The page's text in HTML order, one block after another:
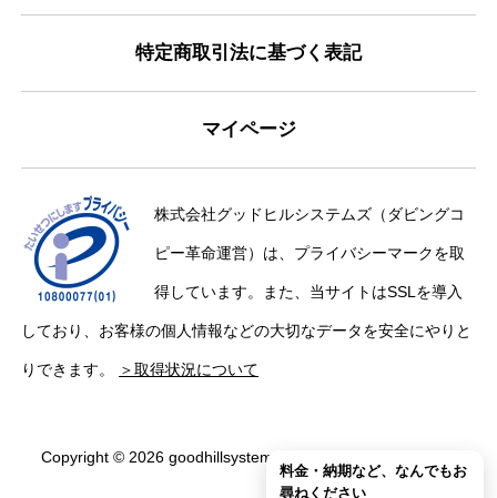
特定商取引法に基づく表記
マイページ
株式会社グッドヒルシステムズ（ダビングコ
ピー革命運営）は、プライバシーマークを取
得しています。また、当サイトはSSLを導入
しており、お客様の個人情報などの大切なデータを安全にやりと
りできます。 ＞取得状況について
Copyright © 2026 goodhillsystems Inc. All Rights Reserved.
料金・納期など、なんでもお
尋ねください